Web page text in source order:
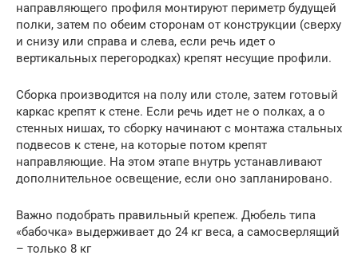
направляющего профиля монтируют периметр будущей
полки, затем по обеим сторонам от конструкции (сверху
и снизу или справа и слева, если речь идет о
вертикальных перегородках) крепят несущие профили.
Сборка производится на полу или столе, затем готовый
каркас крепят к стене. Если речь идет не о полках, а о
стенных нишах, то сборку начинают с монтажа стальных
подвесов к стене, на которые потом крепят
направляющие. На этом этапе внутрь устанавливают
дополнительное освещение, если оно запланировано.
Важно подобрать правильный крепеж. Дюбель типа
«бабочка» выдерживает до 24 кг веса, а самосверлящий
– только 8 кг